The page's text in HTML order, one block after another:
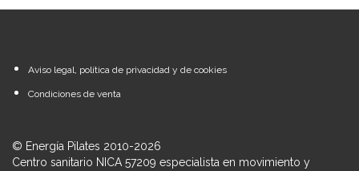
Aviso legal, política de privacidad y de cookies
Condiciones de venta
© Energía Pilates 2010-2026
Centro sanitario NICA 57209 especialista en movimiento y